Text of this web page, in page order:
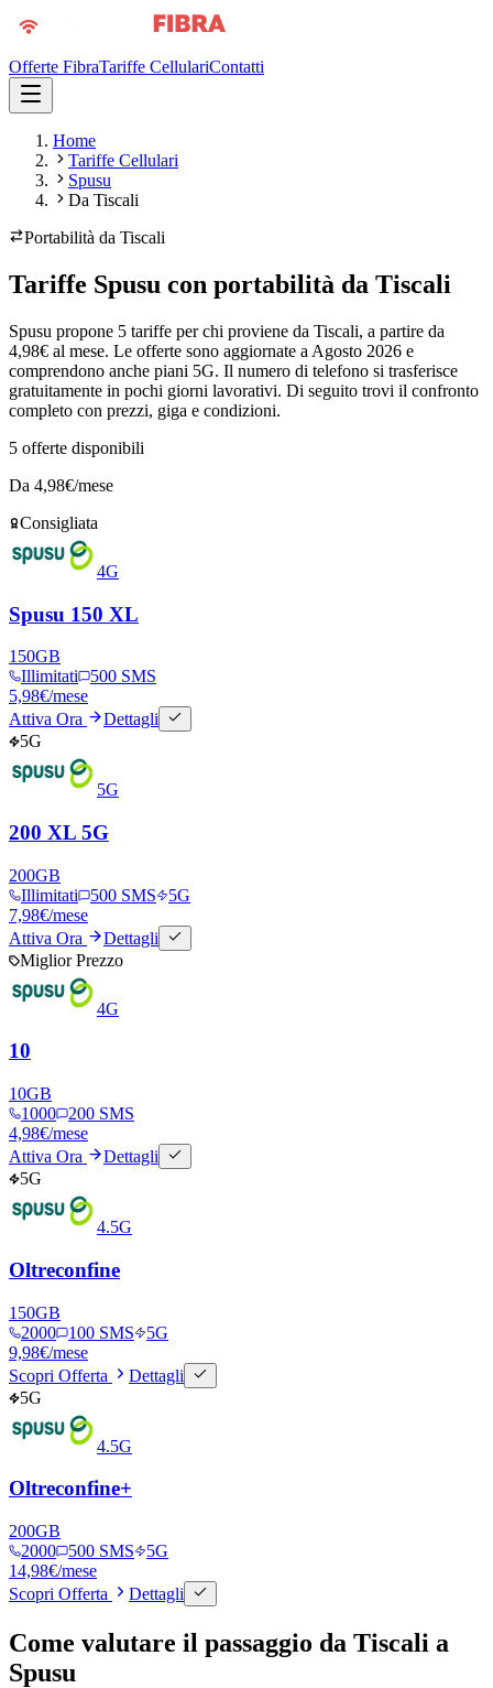
Offerte FibraTariffe CellulariContatti
Home
Tariffe Cellulari
Spusu
Da Tiscali
Portabilità da Tiscali
Tariffe Spusu con portabilità da Tiscali
Spusu propone 5 tariffe per chi proviene da Tiscali, a partire da
4,98€ al mese. Le offerte sono aggiornate a Agosto 2026 e
comprendono anche piani 5G. Il numero di telefono si trasferisce
gratuitamente in pochi giorni lavorativi. Di seguito trovi il confronto
completo con prezzi, giga e condizioni.
5 offerte disponibili
Da 4,98€/mese
Consigliata
4G
Spusu 150 XL
150GB
Illimitati
500 SMS
5,98€/mese
Attiva Ora
Dettagli
5G
5G
200 XL 5G
200GB
Illimitati
500 SMS
5G
7,98€/mese
Attiva Ora
Dettagli
Miglior Prezzo
4G
10
10GB
1000
200 SMS
4,98€/mese
Attiva Ora
Dettagli
5G
4.5G
Oltreconfine
150GB
2000
100 SMS
5G
9,98€/mese
Scopri Offerta
Dettagli
5G
4.5G
Oltreconfine+
200GB
2000
500 SMS
5G
14,98€/mese
Scopri Offerta
Dettagli
Come valutare il passaggio da Tiscali a
Spusu